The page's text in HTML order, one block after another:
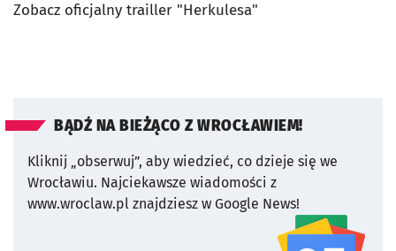
Zobacz oficjalny trailler "Herkulesa"
BĄDŹ NA BIEŻĄCO Z WROCŁAWIEM!
Kliknij „obserwuj”, aby wiedzieć, co dzieje się we
Wrocławiu. Najciekawsze wiadomości z
www.wroclaw.pl znajdziesz w Google News!